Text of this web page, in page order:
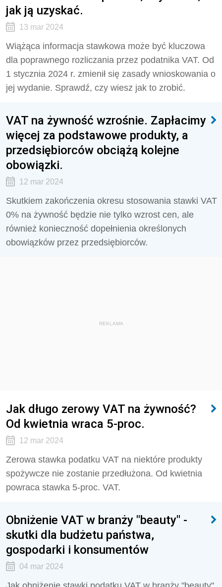
jak ją uzyskać.
13 mar 2024
Wiążąca informacja stawkowa może być kluczowa
dla poprawnego rozliczania przez podatnika VAT. Od
1 stycznia 2024 r. zmienił się zasady wnioskowania o
jej wydanie. Sprawdź, czy wiesz jak to zrobić.
VAT na żywność wzrośnie. Zapłacimy
więcej za podstawowe produkty, a
przedsiębiorców obciążą kolejne
obowiązki.
12 mar 2024
Skutkiem zakończenia okresu stosowania stawki VAT
0% na żywność będzie nie tylko wzrost cen, ale
również konieczność dopełnienia określonych
obowiązków przez przedsiębiorców.
REKLAMA
Jak długo zerowy VAT na żywność?
Od kwietnia wraca 5-proc.
12 mar 2024
Zerowa stawka podatku VAT na niektóre produkty
spożywcze nie zostanie przedłużona. Od kwietnia
powraca stawka 5-proc. VAT.
Obniżenie VAT w branży "beauty" -
skutki dla budżetu państwa,
gospodarki i konsumentów
04 mar 2024